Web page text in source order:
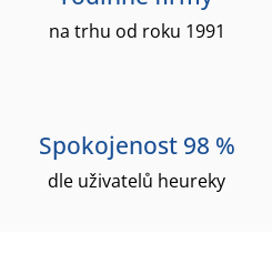
na trhu od roku 1991
Spokojenost 98 %
dle uživatelů heureky